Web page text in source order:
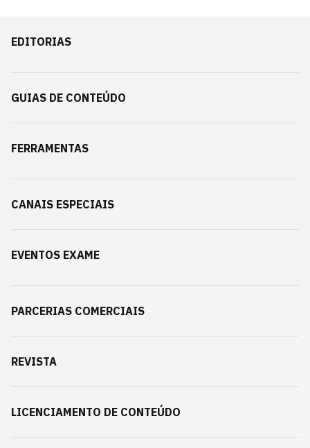
EDITORIAS
GUIAS DE CONTEÚDO
FERRAMENTAS
CANAIS ESPECIAIS
EVENTOS EXAME
PARCERIAS COMERCIAIS
REVISTA
LICENCIAMENTO DE CONTEÚDO